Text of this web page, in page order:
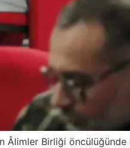
Âlimler Birliği öncülüğünde